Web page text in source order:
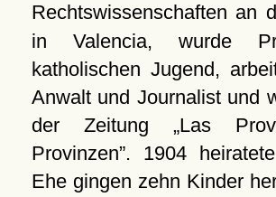
Rechtswissenschaften an
in Valencia, wurde
katholischen Jugend,
Anwalt und Journalist und
der Zeitung
Las
Provinzen . 1904
Ehe gingen zehn Kinder